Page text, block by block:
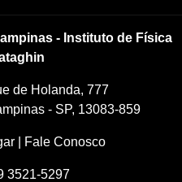
- Instituto de Física
de Holanda, 777
- SP, 13083-859
Fale Conosco
3521-5297